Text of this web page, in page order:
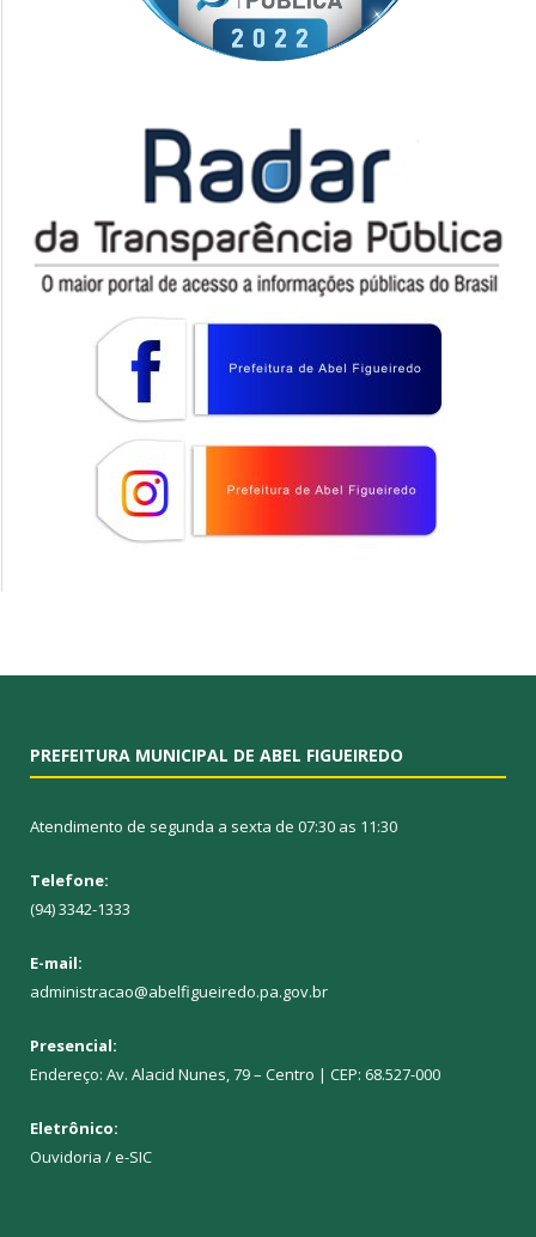
PREFEITURA MUNICIPAL DE ABEL FIGUEIREDO
Atendimento de segunda a sexta de 07:30 as 11:30
Telefone:
(94) 3342-1333
E-mail:
administracao@abelfigueiredo.pa.gov.br
Presencial:
Endereço: Av. Alacid Nunes, 79 – Centro | CEP: 68.527-000
Eletrônico:
Ouvidoria /e-SIC